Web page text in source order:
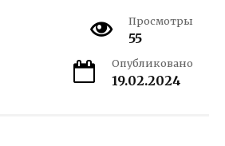
Просмотры
55
Опубликовано
19.02.2024